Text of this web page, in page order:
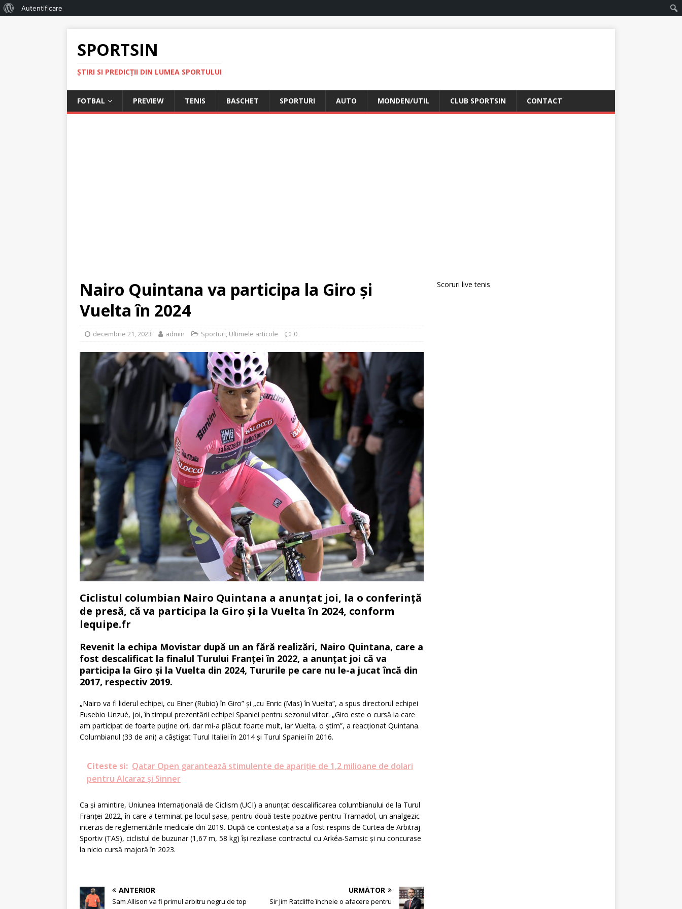
Autentificare
SPORTSIN
ŞTIRI SI PREDICŢII DIN LUMEA SPORTULUI
FOTBAL PREVIEW TENIS BASCHET SPORTURI AUTO MONDEN/UTIL CLUB SPORTSIN CONTACT
Nairo Quintana va participa la Giro și
Vuelta în 2024
decembrie 21, 2023 admin Sporturi, Ultimele articole 0
Ciclistul columbian Nairo Quintana a anunțat joi, la o conferință
de presă, că va participa la Giro și la Vuelta în 2024, conform
lequipe.fr
Revenit la echipa Movistar după un an fără realizări, Nairo Quintana, care a
fost descalificat la finalul Turului Franței în 2022, a anunțat joi că va
participa la Giro și la Vuelta din 2024, Tururile pe care nu le-a jucat încă din
2017, respectiv 2019.
„Nairo va fi liderul echipei, cu Einer (Rubio) în Giro” și „cu Enric (Mas) în Vuelta”, a spus directorul echipei
Eusebio Unzué, joi, în timpul prezentării echipei Spaniei pentru sezonul viitor. „Giro este o cursă la care
am participat de foarte puține ori, dar mi-a plăcut foarte mult, iar Vuelta, o știm”, a reacționat Quintana.
Columbianul (33 de ani) a câștigat Turul Italiei în 2014 și Turul Spaniei în 2016.
Citeste si: Qatar Open garantează stimulente de apariție de 1,2 milioane de dolari
pentru Alcaraz și Sinner
Ca și amintire, Uniunea Internațională de Ciclism (UCI) a anunțat descalificarea columbianului de la Turul
Franței 2022, în care a terminat pe locul șase, pentru două teste pozitive pentru Tramadol, un analgezic
interzis de reglementările medicale din 2019. După ce contestația sa a fost respins de Curtea de Arbitraj
Sportiv (TAS), ciclistul de buzunar (1,67 m, 58 kg) își reziliase contractul cu Arkéa-Samsic și nu concurase
la nicio cursă majoră în 2023.
ANTERIOR
Sam Allison va fi primul arbitru negru de top
URMĂTOR
Sir Jim Ratcliffe încheie o afacere pentru
Scoruri live tenis